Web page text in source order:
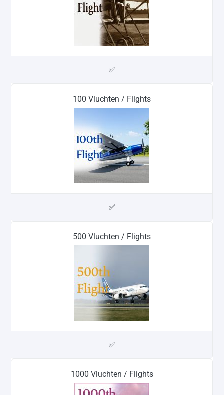
✅
100 Vluchten / Flights
✅
500 Vluchten / Flights
✅
1000 Vluchten / Flights